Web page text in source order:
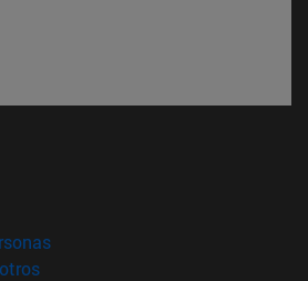
nueva ventana)
(abre en nueva ventana)
(abre en nueva ventana)